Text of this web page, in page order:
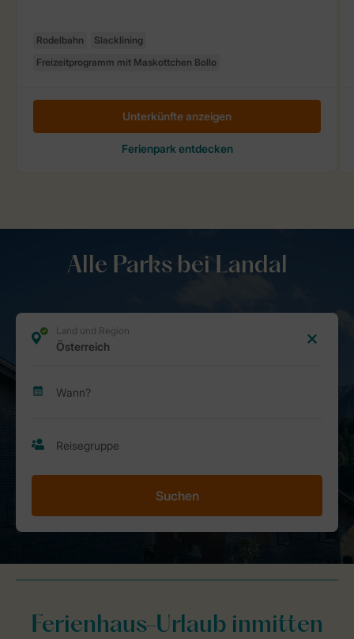
Alle Parks bei Landal
Suchen
Ferienhaus-Urlaub inmitten